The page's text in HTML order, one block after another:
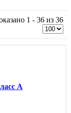
1 - 36 из 36
А